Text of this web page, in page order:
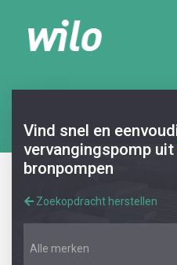
Vind snel en
vervangingspomp uit
bronpompen
Zoekopdracht herstellen
Alle merken